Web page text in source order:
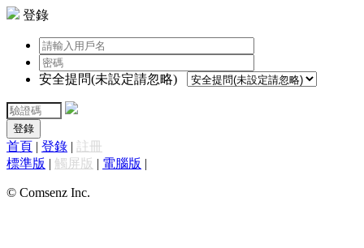
登錄
安全提問(未設定請忽略)
登錄
首頁 | 登錄 | 註冊
標準版 | 觸屏版 | 電腦版 |
© Comsenz Inc.